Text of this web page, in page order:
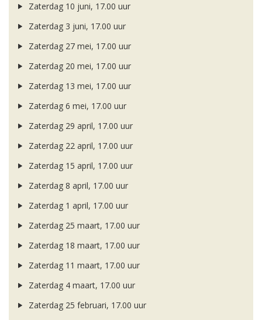
Zaterdag 10 juni, 17.00 uur
Zaterdag 3 juni, 17.00 uur
Zaterdag 27 mei, 17.00 uur
Zaterdag 20 mei, 17.00 uur
Zaterdag 13 mei, 17.00 uur
Zaterdag 6 mei, 17.00 uur
Zaterdag 29 april, 17.00 uur
Zaterdag 22 april, 17.00 uur
Zaterdag 15 april, 17.00 uur
Zaterdag 8 april, 17.00 uur
Zaterdag 1 april, 17.00 uur
Zaterdag 25 maart, 17.00 uur
Zaterdag 18 maart, 17.00 uur
Zaterdag 11 maart, 17.00 uur
Zaterdag 4 maart, 17.00 uur
Zaterdag 25 februari, 17.00 uur